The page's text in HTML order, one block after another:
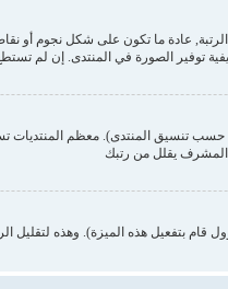
توفير الصورة في المنتدى. إن لم
حسب تنسيق المنتدى). معظم
المشرف يقلل من رتبك
بتفعيل هذه الميزة). وهذه لتقليل